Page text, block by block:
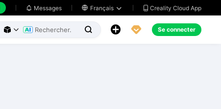
 Messages  Français   Creality Cloud App
     Se connecter